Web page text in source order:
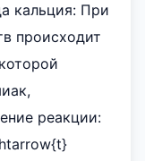
кальция: При
происходит
реакции: